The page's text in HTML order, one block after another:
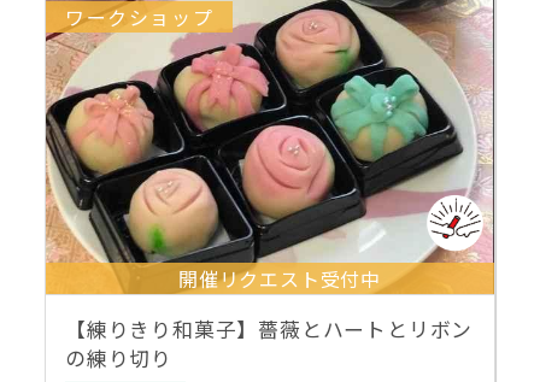
ワークショップ
開催リクエスト受付中
【練りきり和菓子】薔薇とハートとリボン
の練り切り